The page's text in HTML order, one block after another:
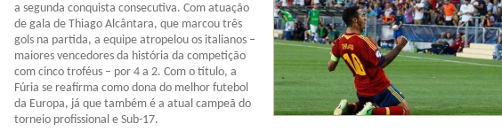
a segunda conquista consecutiva. Com atuação
de gala de Thiago Alcântara, que marcou três
gols na partida, a equipe atropelou os italianos –
maiores vencedores da história da competição
com cinco troféus – por 4 a 2. Com o título, a
Fúria se reafirma como dona do melhor futebol
da Europa, já que também é a atual campeã do
torneio profissional e Sub-17.